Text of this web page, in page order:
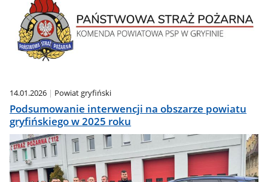
14.01.2026 Powiat gryfiński
Podsumowanie interwencji na obszarze powiatu
gryfińskiego w 2025 roku